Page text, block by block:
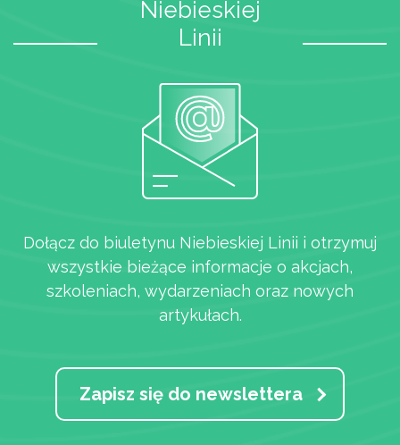
Niebieskiej
Linii
Dołącz do biuletynu Niebieskiej Linii i otrzymuj
wszystkie bieżące informacje o akcjach,
szkoleniach, wydarzeniach oraz nowych
artykułach.
Zapisz się do newslettera